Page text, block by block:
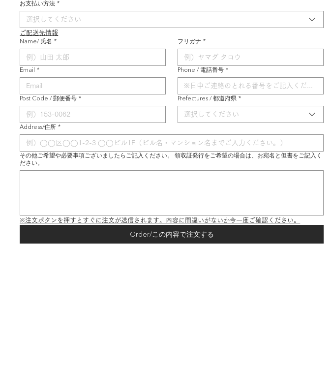
お支払い方法 *
選択してください
ご配送先情報
Name/ 氏名 * フリガナ *
Email * Phone / 電話番号 *
Post Code / 郵便番号 * Prefectures / 都道府県 *
選択してください
Address/住所 *
その他ご希望や必要事項ございましたらご記入ください。 領収証発行をご希望の場合は、お宛名と但書をご記入く
ださい。
※注文ボタンを押すとすぐに注文が送信されます。内容に間違いがないか今一度ご確認ください。
Order/この内容で注文する